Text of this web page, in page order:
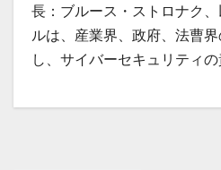
長：ブルース・ストロナク
ルは、産業界、政府、法曹
し、サイバーセキュリティ